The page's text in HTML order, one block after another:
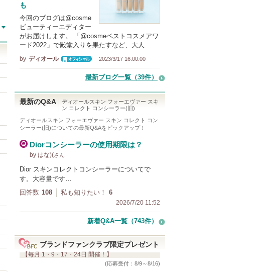
も
今回のブログは@cosme
ビューティーエディター
がお届けします。 「@cosmeベストコスメアワ
ード2022」で殿堂入りを果たすなど、大人…
by ディオール
2023/3/17 16:00:00
最新ブログ一覧（39件）
最新のQ&A
ディオールスキン フォーエヴァー スキ
ン コレクト コンシーラー(旧)
ディオールスキン フォーエヴァー スキン コレクト コン
シーラー(旧)についての最新Q&Aをピックアップ！
Diorコンシーラーの使用期限は？
by はな)(さん
Dior スキンコレクトコンシーラーについてで
す。大容量です…
回答数 108 私も知りたい！ 6
2026/7/20 11:52
新着Q&A一覧（743件）
ブランドファンクラブ限定プレゼント
【毎月 1・9・17・24日 開催！】
(応募受付：8/9～8/16)